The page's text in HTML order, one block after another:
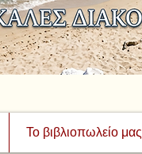
Το βιβλιοπωλείο μας